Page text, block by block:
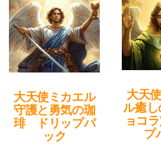
大天使ミカエル
守護と勇気の珈
琲 ドリップパ
ック
大天
ル癒
ョコ
プ